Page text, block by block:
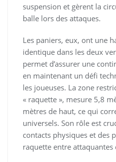
suspension et gèrent la
balle lors des attaques.
Les paniers, eux, ont une
identique dans les deux
permet d’assurer une
en maintenant un défi
les joueuses. La zone
« raquette », mesure 5,8
mètres de haut, ce qui
universels. Son rôle est
contacts physiques et des
raquette entre attaquantes